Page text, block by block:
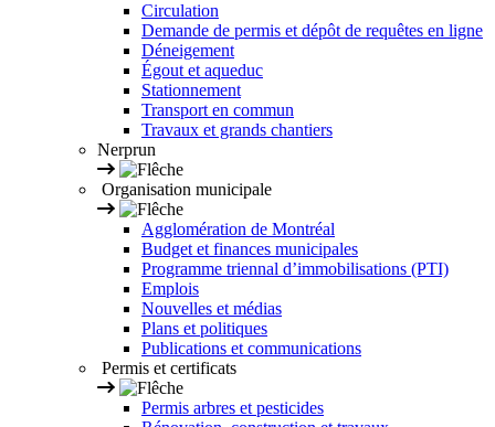
Circulation
Demande de permis et dépôt de requêtes en ligne
Déneigement
Égout et aqueduc
Stationnement
Transport en commun
Travaux et grands chantiers
Nerprun
Organisation municipale
Agglomération de Montréal
Budget et finances municipales
Programme triennal d’immobilisations (PTI)
Emplois
Nouvelles et médias
Plans et politiques
Publications et communications
Permis et certificats
Permis arbres et pesticides